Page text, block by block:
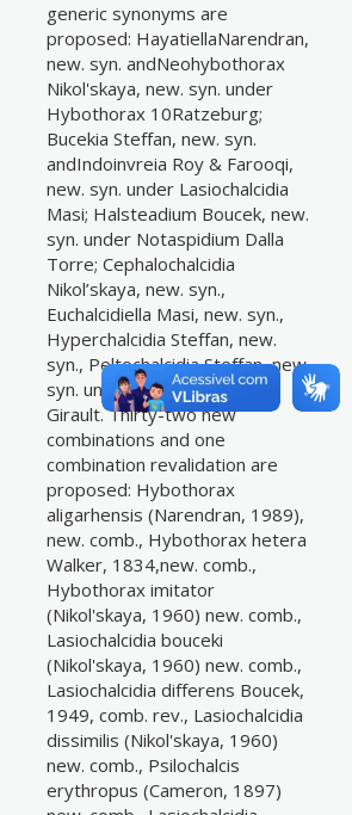
generic synonyms are
proposed: HayatiellaNarendran,
new. syn. andNeohybothorax
Nikol'skaya, new. syn. under
Hybothorax 10Ratzeburg;
Bucekia Steffan, new. syn.
andIndoinvreia Roy & Farooqi,
new. syn. under Lasiochalcidia
Masi; Halsteadium Boucek, new.
syn. under Notaspidium Dalla
Torre; Cephalochalcidia
Nikol’skaya, new. syn.,
Euchalcidiella Masi, new. syn.,
Hyperchalcidia Steffan, new.
syn., Peltochalcidia Steffan, new.
syn. under Xenarretocera
Girault. Thirty-two new
combinations and one
combination revalidation are
proposed: Hybothorax
aligarhensis (Narendran, 1989),
new. comb., Hybothorax hetera
Walker, 1834,new. comb.,
Hybothorax imitator
(Nikol'skaya, 1960) new. comb.,
Lasiochalcidia bouceki
(Nikol'skaya, 1960) new. comb.,
Lasiochalcidia differens Boucek,
1949, comb. rev., Lasiochalcidia
dissimilis (Nikol'skaya, 1960)
new. comb., Psilochalcis
erythropus (Cameron, 1897)